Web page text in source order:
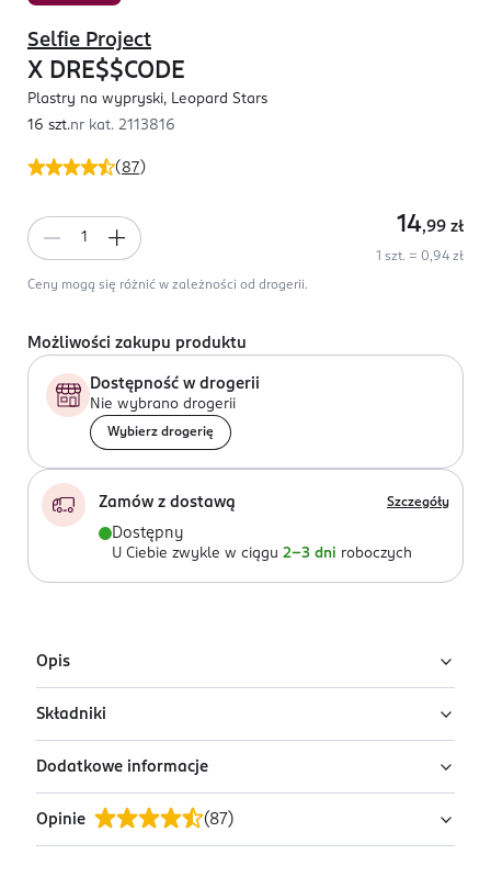
( 87)
Selfie Project
X DRE$$CODE
Plastry na wypryski, Leopard Stars
16 szt.nr kat. 2113816
14,99 zł
1 szt. = 0,94 zł
Ceny mogą się różnić w zależności od drogerii.
Możliwości zakupu produktu
Dostępność w drogerii
Nie wybrano drogerii
Wybierz drogerię
Zamów z dostawą Szczegóły
Dostępny
U Ciebie zwykle w ciągu 2-3 dni roboczych
Opis
Gwiazdki punktowe na niedoskonałości
Selfie Project × DRE$$CODE Anti-Pimple
Leopard Stars
Hydrokoloidowe plasterki na niedoskonałości w
kształcie gwiazdek, które wspomagają redukcję
Składniki
Ingredients: Croscarmellose, Polyisobutene,
Hydrogenated Poly(C6-20 Olefin), Xanthan Gum,
Ethylene/VA Copolymer, Propylene Glycol,
Polyethylene, Niacinamide, Glycerin, Aqua, Centella
Dodatkowe informacje
OSTRZEŻENIA DOTYCZĄCE BEZPIECZEŃSTWA
Bezpieczeństwo i skuteczność potwierdzone w
Opinie (87 )